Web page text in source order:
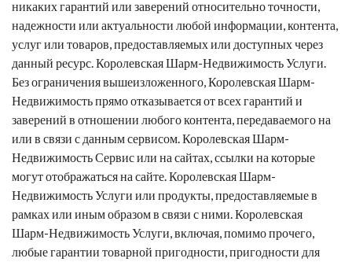
никаких гарантий или заверений относительно точности,
надежности или актуальности любой информации, контента,
услуг или товаров, предоставляемых или доступных через
данный ресурс.Королевская Шарм-НедвижимостьУслуги.
Без ограничения вышеизложенного,Королевская Шарм-
Недвижимостьпрямо отказывается от всех гарантий и
заверений в отношении любого контента, передаваемого на
или в связи с данным сервисом.Королевская Шарм-
НедвижимостьСервис или на сайтах, ссылки на которые
могут отображаться на сайте.Королевская Шарм-
НедвижимостьУслуги или продукты, предоставляемые в
рамках или иным образом в связи с ними.Королевская
Шарм-НедвижимостьУслуги, включая, помимо прочего,
любые гарантии товарной пригодности, пригодности для